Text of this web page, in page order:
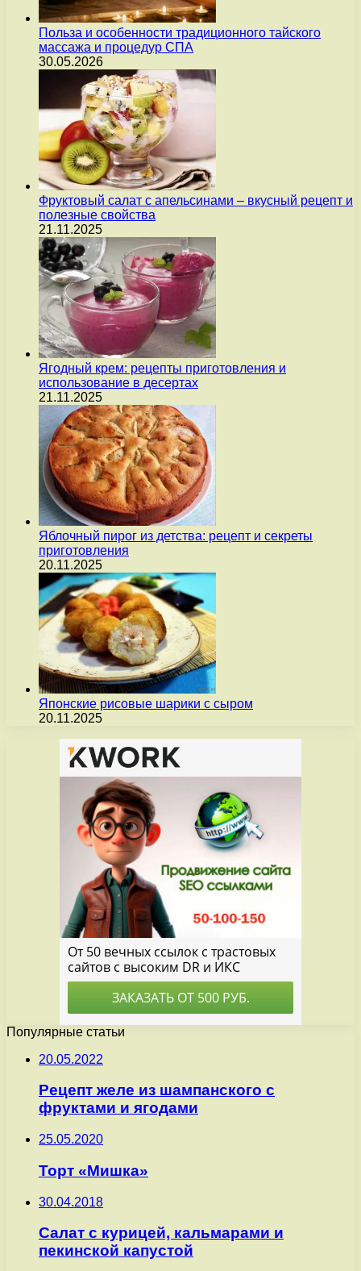
Польза и особенности традиционного тайского
массажа и процедур СПА
30.05.2026
Фруктовый салат с апельсинами – вкусный рецепт и
полезные свойства
21.11.2025
Ягодный крем: рецепты приготовления и
использование в десертах
21.11.2025
Яблочный пирог из детства: рецепт и секреты
приготовления
20.11.2025
Японские рисовые шарики с сыром
20.11.2025
Популярные статьи
20.05.2022
Рецепт желе из шампанского с
фруктами и ягодами
25.05.2020
Торт «Мишка»
30.04.2018
Салат с курицей, кальмарами и
пекинской капустой